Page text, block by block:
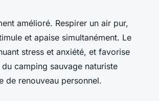
amélioré. Respirer un air pur,
et apaise simultanément. Le
stress et anxiété, et favorise
camping sauvage naturiste
de renouveau personnel.